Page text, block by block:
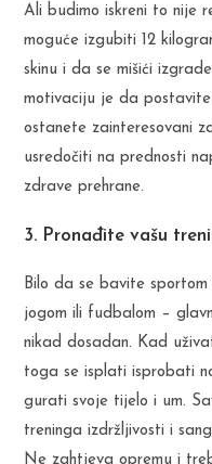
Ali budimo iskreni to nije
moguće izgubiti 12
skinu i da se mišići
motivaciju je da
ostanete zainteresovani
usredočiti na prednosti
zdrave prehrane.
3. Pronađite vašu
Bilo da se bavite sportom
jogom ili fudbalom –
nikad dosadan. Kad
toga se isplati isprobati
gurati svoje tijelo i um.
treninga izdržljivosti i
Ne zahtjeva opremu i